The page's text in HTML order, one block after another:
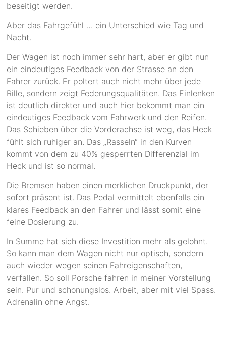
beseitigt werden.
Aber das Fahrgefühl … ein Unterschied wie Tag und
Nacht.
Der Wagen ist noch immer sehr hart, aber er gibt nun
ein eindeutiges Feedback von der Strasse an den
Fahrer zurück. Er poltert auch nicht mehr über jede
Rille, sondern zeigt Federungsqualitäten. Das Einlenken
ist deutlich direkter und auch hier bekommt man ein
eindeutiges Feedback vom Fahrwerk und den Reifen.
Das Schieben über die Vorderachse ist weg, das Heck
fühlt sich ruhiger an. Das „Rasseln“ in den Kurven
kommt von dem zu 40% gesperrten Differenzial im
Heck und ist so normal.
Die Bremsen haben einen merklichen Druckpunkt, der
sofort präsent ist. Das Pedal vermittelt ebenfalls ein
klares Feedback an den Fahrer und lässt somit eine
feine Dosierung zu.
In Summe hat sich diese Investition mehr als gelohnt.
So kann man dem Wagen nicht nur optisch, sondern
auch wieder wegen seinen Fahreigenschaften,
verfallen. So soll Porsche fahren in meiner Vorstellung
sein. Pur und schonungslos. Arbeit, aber mit viel Spass.
Adrenalin ohne Angst.